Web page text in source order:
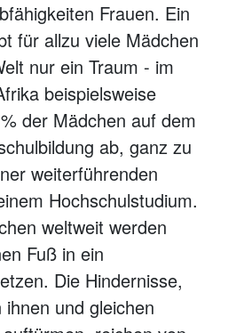
Frauen. Ein
für allzu viele Mädchen
nur ein Traum - im
beispielsweise
der Mädchen auf dem
ab, ganz zu
weiterführenden
Hochschulstudium.
weltweit werden
Fuß in ein
Die Hindernisse,
und gleichen